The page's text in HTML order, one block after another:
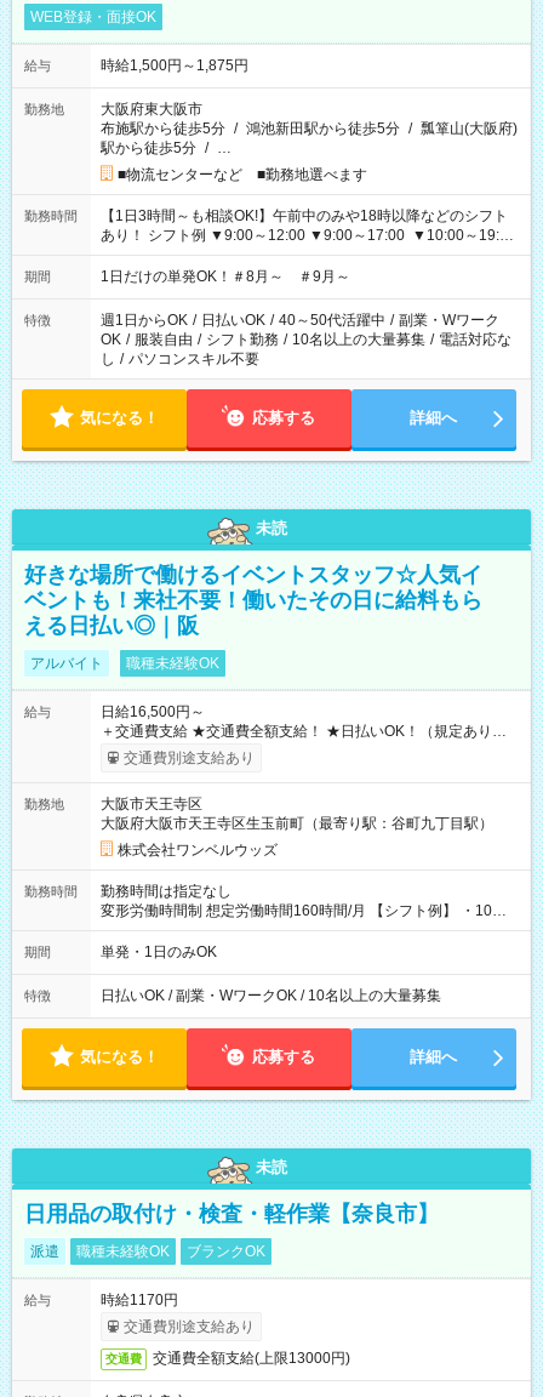
WEB登録・面接OK
給与 時給1,500円～1,875円
勤務地
大阪府東大阪市
布施駅から徒歩5分 / 鴻池新田駅から徒歩5分 / 瓢箪山(大阪府)
駅から徒歩5分 / …
■物流センターなど ■勤務地選べます
勤務時間
【1日3時間～も相談OK!】午前中のみや18時以降などのシフト
あり！ シフト例 ▼9:00～12:00 ▼9:00～17:00 ▼10:00～19:00
▼18:00～21:00
期間 1日だけの単発OK！＃8月～ ＃9月～
特徴 週1日からOK / 日払いOK / 40～50代活躍中 / 副業・Wワーク
OK / 服装自由 / シフト勤務 / 10名以上の大量募集 / 電話対応な
し / パソコンスキル不要
気になる！ 応募する 詳細へ
未読
好きな場所で働けるイベントスタッフ☆人気イ
ベントも！来社不要！働いたその日に給料もら
える日払い◎｜阪
アルバイト 職種未経験OK
給与
日給16,500円～
＋交通費支給 ★交通費全額支給！ ★日払いOK！（規定あり） ┗
働いたその日に現金GET♪ お仕事後はコンビニATMから 日払
交通費別途支給あり
勤務地
大阪市天王寺区
大阪府大阪市天王寺区生玉前町（最寄り駅：谷町九丁目駅）
株式会社ワンベルウッズ
勤務時間
勤務時間は指定なし
変形労働時間制 想定労働時間160時間/月 【シフト例】 ・10：
00～20：00
期間 単発・1日のみOK
特徴 日払いOK / 副業・WワークOK / 10名以上の大量募集
気になる！ 応募する 詳細へ
未読
日用品の取付け・検査・軽作業【奈良市】
派遣 職種未経験OK ブランクOK
給与
時給1170円
交通費別途支給あり
交通費 交通費全額支給(上限13000円)